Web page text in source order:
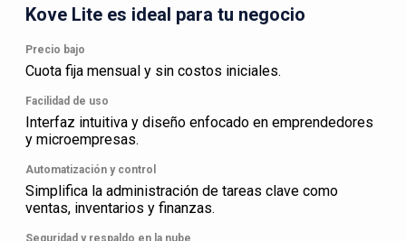
Kove Lite es ideal para tu negocio
Precio bajo
Cuota fija mensual y sin costos iniciales.
Facilidad de uso
Interfaz intuitiva y diseño enfocado en emprendedores
y microempresas.
Automatización y control
Simplifica la administración de tareas clave como
ventas, inventarios y finanzas.
Seguridad y respaldo en la nube